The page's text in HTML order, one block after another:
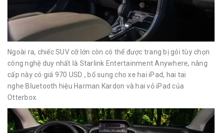
Ngoài ra, chiếc SUV cỡ lớn còn có thể được trang bị gói tùy chọn
công nghệ duy nhất là Starlink Entertainment Anywhere, nâng
cấp này có giá 970 USD , bổ sung cho xe hai iPad, hai tai
nghe Bluetooth hiệu Harman Kardon và hai vỏ iPad của
Otterbox.